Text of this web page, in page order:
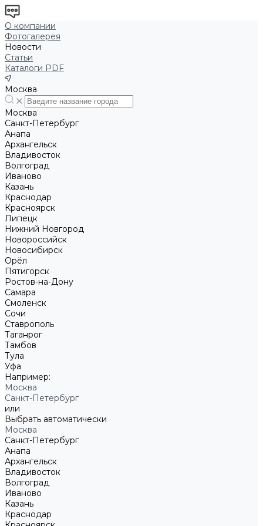
О компании
Фотогалерея
Новости
Статьи
Каталоги PDF
Москва
Москва
Санкт-Петербург
Анапа
Архангельск
Владивосток
Волгоград
Иваново
Казань
Краснодар
Красноярск
Липецк
Нижний Новгород
Новороссийск
Новосибирск
Орёл
Пятигорск
Ростов-на-Дону
Самара
Смоленск
Сочи
Ставрополь
Таганрог
Тамбов
Тула
Уфа
Например:
Москва
Санкт-Петербург
или
Выбрать автоматически
Москва
Санкт-Петербург
Анапа
Архангельск
Владивосток
Волгоград
Иваново
Казань
Краснодар